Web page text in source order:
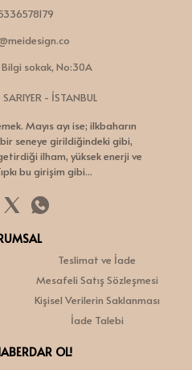
sokak, No:30A
- İSTANBUL
Mayıs ayı ise; ilkbaharın
seneye girildiğindeki gibi,
ilham, yüksek enerji ve
bu girişim gibi...
Teslimat ve İade
Mesafeli Satış Sözleşmesi
Kişisel Verilerin Saklanması
İade Talebi
OL!